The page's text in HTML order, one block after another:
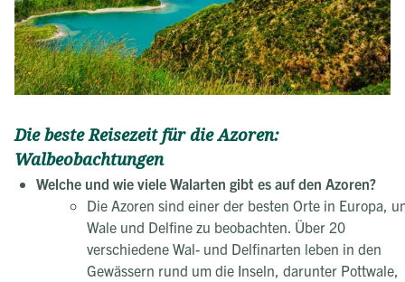
Die beste Reisezeit für die Azoren:
Walbeobachtungen
Welche und wie viele Walarten gibt es auf den Azoren?
Die Azoren sind einer der besten Orte in Europa,
Wale und Delfine zu beobachten. Über 20
verschiedene Wal- und Delfinarten leben in den
Gewässern rund um die Inseln, darunter Pottwale,